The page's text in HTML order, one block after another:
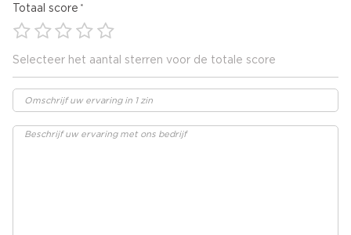
Totaal score
Selecteer het aantal sterren voor de totale score